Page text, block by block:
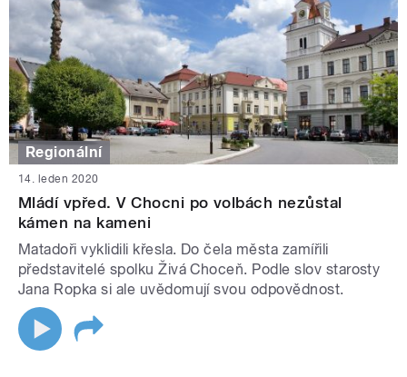
Regionální
14. leden 2020
Mládí vpřed. V Chocni po volbách nezůstal
kámen na kameni
Matadoři vyklidili křesla. Do čela města zamířili
představitelé spolku Živá Choceň. Podle slov starosty
Jana Ropka si ale uvědomují svou odpovědnost.